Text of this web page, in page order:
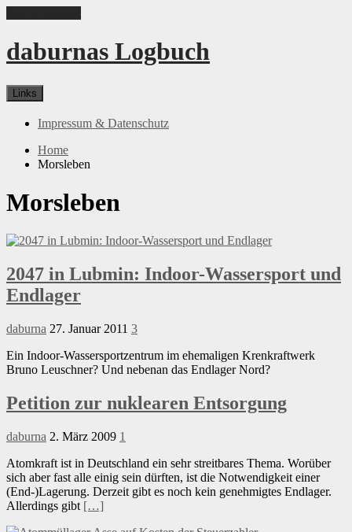
daburnas Logbuch
Links
Impressum & Datenschutz
Home
Morsleben
Morsleben
2047 in Lubmin: Indoor-Wassersport und
Endlager
daburna 27. Januar 2011 3
Ein Indoor-Wassersportzentrum im ehemaligen Krenkraftwerk
Bruno Leuschner? Und nebenan das Endlager Nord?
Petition zur nuklearen Entsorgung
daburna 2. März 2009 1
Atomkraft ist in Deutschland ein sehr streitbares Thema. Worüber
sich aber fast alle einig sein dürften, ist die Notwendigkeit einer
(End-)Lagerung. Derzeit gibt es noch kein genehmigtes Endlager.
Allerdings gibt […]